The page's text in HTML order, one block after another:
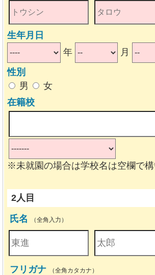
生年月日
年
月
性別
男
女
在籍校
※未就園の場合は学校名は空欄で構
2人目
氏名 （全角入力）
フリガナ （全角カタカナ）